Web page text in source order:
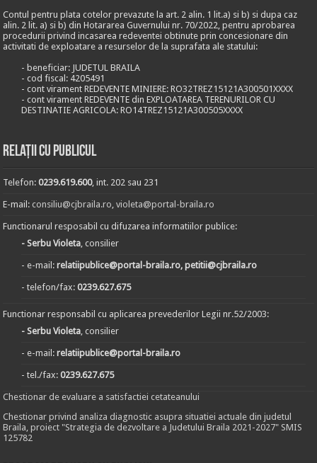
Contul pentru plata cotelor prevazute la art. 2 alin. 1 lit.a) si b) si dupa caz
alin. 2 lit. a) si b) din Hotararea Guvernului nr. 70/2022, pentru aprobarea
procedurii privind incasarea redeventei obtinute prin concesionare din
activitati de exploatare a resurselor de la suprafata ale statului:
- beneficiar: JUDETUL BRAILA
- cod fiscal: 4205491
- cont virament REDEVENTE MINIERE: RO32TREZ15121A300501XXXX
- cont virament REDEVENTE din EXPLOATAREA TERENURILOR CU
DESTINATIE AGRICOLA: RO14TREZ15121A300505XXXX
Relații cu publicul
Telefon:0239.619.600, int. 202 sau 231
E-mail:consiliu@cjbraila.ro,violeta@portal-braila.ro
Functionarul resposabil cu difuzarea informatiilor publice:
- Serbu Violeta, consilier
- e-mail:relatiipublice@portal-braila.ro, petitii@cjbraila.ro
- telefon/fax:0239.627.675
Functionar responsabil cu aplicarea prevederilor Legii nr.52/2003:
- Serbu Violeta, consilier
- e-mail:relatiipublice@portal-braila.ro
- tel./fax:0239.627.675
Chestionar de evaluare a satisfactiei cetateanului
Chestionar privind analiza diagnostic asupra situatiei actuale din judetul
Braila, proiect "Strategia de dezvoltare a Judetului Braila 2021-2027" SMIS
125782